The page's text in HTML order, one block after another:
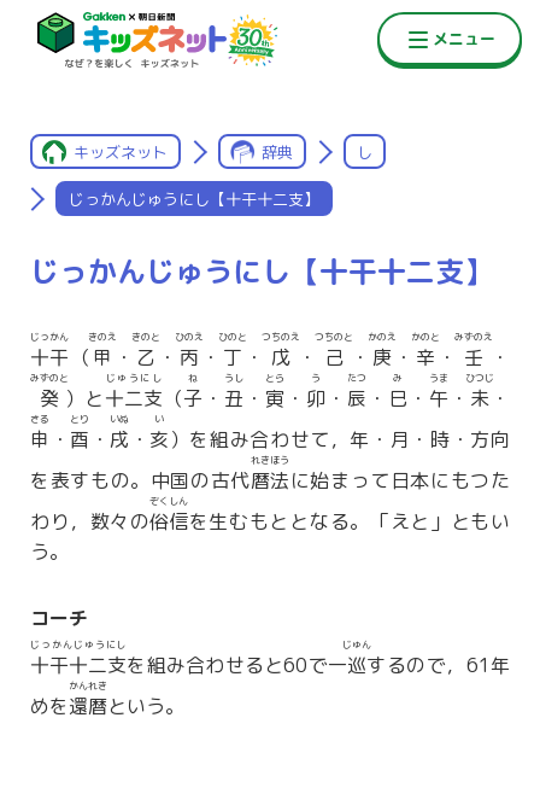
キッズネット 辞典 し
じっかんじゅうにし【十干十二支】
じっかんじゅうにし【十干十二支】
十干
じっかん
（ 甲
きのえ
・ 乙
きのと
・ 丙
ひのえ
・ 丁
ひのと
・ 戊
つちのえ
・ 己
つちのと
・ 庚
かのえ
・ 辛
かのと
・ 壬
みずのえ
・
癸
みずのと
）と十二支
じゅうにし
（子
ね
・ 丑
うし
・ 寅
とら
・ 卯
う
・ 辰
たつ
・ 巳
み
・ 午
うま
・ 未
ひつじ
・
申
さる
・ 酉
とり
・ 戌
いぬ
・ 亥
い
）を組み合わせて，年・月・時・方向
を表すもの。中国の古代暦法
れきほう
に始まって日本にもつた
わり，数々の俗信
ぞくしん
を生むもととなる。「えと」ともい
う。
コーチ
十干十二支
じっかんじゅうにし
を組み合わせると60で一巡
じゅん
するので，61年
めを還暦
かんれき
という。